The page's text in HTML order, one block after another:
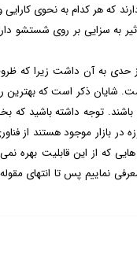
که هر کدام به نحوی
به سزایی بر روی شستشو
به آن داشت زیرا که ظروف
شایان ذکر است که بهترین
توجه داشته باشید که
بازار موجود هستند از
از این قابلیت بهره نمی
نماییم پس تا انتهای مقوله